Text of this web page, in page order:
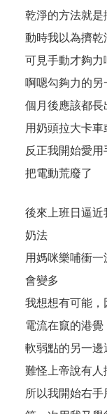
乾淨的方法就
動時我以為擠乾
可見手動才夠力
啊嗯勾夠力的
個月後應該都
用奶頭拉大卡車
反正我開始愛
把電動荒廢了
後來上班日逼
奶法
用媽咪樂哺衝
會變多
我想想有可能
電流在竄的港覺
軟弱點的另一
難怪上帝說有
所以我開始右